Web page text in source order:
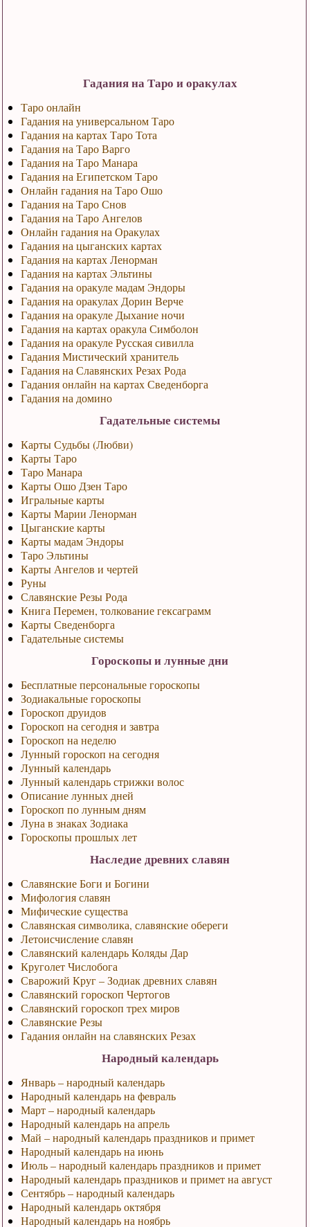
Гадания на Таро и оракулах
Таро онлайн
Гадания на универсальном Таро
Гадания на картах Таро Тота
Гадания на Таро Варго
Гадания на Таро Манара
Гадания на Египетском Таро
Онлайн гадания на Таро Ошо
Гадания на Таро Снов
Гадания на Таро Ангелов
Онлайн гадания на Оракулах
Гадания на цыганских картах
Гадания на картах Ленорман
Гадания на картах Эльтины
Гадания на оракуле мадам Эндоры
Гадания на оракулах Дорин Верче
Гадания на оракуле Дыхание ночи
Гадания на картах оракула Симболон
Гадания на оракуле Русская сивилла
Гадания Мистический хранитель
Гадания на Славянских Резах Рода
Гадания онлайн на картах Сведенборга
Гадания на домино
Гадательные системы
Карты Судьбы (Любви)
Карты Таро
Таро Манара
Карты Ошо Дзен Таро
Игральные карты
Карты Марии Ленорман
Цыганские карты
Карты мадам Эндоры
Таро Эльтины
Карты Ангелов и чертей
Руны
Славянские Резы Рода
Книга Перемен, толкование гексаграмм
Карты Сведенборга
Гадательные системы
Гороскопы и лунные дни
Бесплатные персональные гороскопы
Зодиакальные гороскопы
Гороскоп друидов
Гороскоп на сегодня и завтра
Гороскоп на неделю
Лунный гороскоп на сегодня
Лунный календарь
Лунный календарь стрижки волос
Описание лунных дней
Гороскоп по лунным дням
Луна в знаках Зодиака
Гороскопы прошлых лет
Наследие древних славян
Славянские Боги и Богини
Мифология славян
Мифические существа
Славянская символика, славянские обереги
Летоисчисление славян
Славянский календарь Коляды Дар
Круголет Числобога
Сварожий Круг – Зодиак древних славян
Славянский гороскоп Чертогов
Славянский гороскоп трех миров
Славянские Резы
Гадания онлайн на славянских Резах
Народный календарь
Январь – народный календарь
Народный календарь на февраль
Март – народный календарь
Народный календарь на апрель
Май – народный календарь праздников и примет
Народный календарь на июнь
Июль – народный календарь праздников и примет
Народный календарь праздников и примет на август
Сентябрь – народный календарь
Народный календарь октября
Народный календарь на ноябрь